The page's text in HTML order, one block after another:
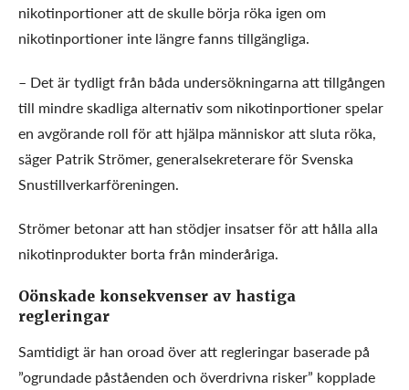
nikotinportioner att de skulle börja röka igen om
nikotinportioner inte längre fanns tillgängliga.
– Det är tydligt från båda undersökningarna att tillgången
till mindre skadliga alternativ som nikotinportioner spelar
en avgörande roll för att hjälpa människor att sluta röka,
säger Patrik Strömer, generalsekreterare för Svenska
Snustillverkarföreningen.
Strömer betonar att han stödjer insatser för att hålla alla
nikotinprodukter borta från minderåriga.
Oönskade konsekvenser av hastiga
regleringar
Samtidigt är han oroad över att regleringar baserade på
”ogrundade påståenden och överdrivna risker” kopplade